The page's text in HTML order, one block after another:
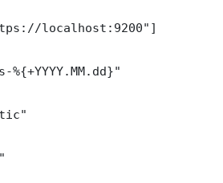
localhost:9200"]
%{+YYYY.MM.dd}"